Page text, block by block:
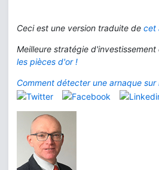
Ceci est une version traduite de cet
Meilleure stratégie d'investissement
les pièces d'or !
Comment détecter une arnaque sur